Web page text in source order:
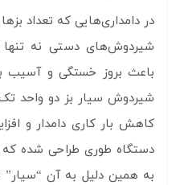
در دامداری‌هایی که تعداد
شیردوش‌های دستی نه
باعث بروز خستگی و آسیب
شیردوش سیار بز دو واحد تک
کاهش بار کاری دامدار و
دستگاه طوری طراحی شده که
به همین دلیل به آن “سیار”